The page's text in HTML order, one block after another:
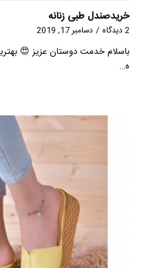
خریدصندل طبی زنانه
2 دیدگاه / دسامبر 17, 2019
باسلام خدمت دوستان عزیز 😍
ه…